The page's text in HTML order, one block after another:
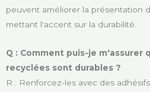
peuvent améliorer la présentation
mettant l'accent sur la durabilité.
Q : Comment puis-je m'assurer
recyclées sont durables ?
R : Renforcez-les avec des